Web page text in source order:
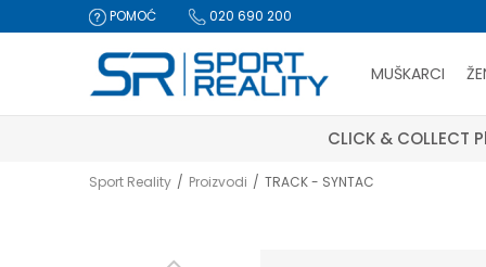
POMOĆ 020 690 200
MUŠKARCI
CLICK &
Sport Reality Proizvodi TRACK - SYNTAC